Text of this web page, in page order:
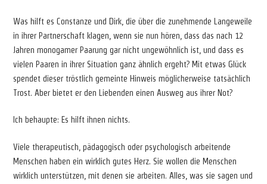
Was hilft es Constanze und Dirk, die über die zunehmende Langeweile
in ihrer Partnerschaft klagen, wenn sie nun hören, dass das nach 12
Jahren monogamer Paarung gar nicht ungewöhnlich ist, und dass es
vielen Paaren in ihrer Situation ganz ähnlich ergeht? Mit etwas Glück
spendet dieser tröstlich gemeinte Hinweis möglicherweise tatsächlich
Trost. Aber bietet er den Liebenden einen Ausweg aus ihrer Not?
Ich behaupte: Es hilft ihnen nichts.
Viele therapeutisch, pädagogisch oder psychologisch arbeitende
Menschen haben ein wirklich gutes Herz. Sie wollen die Menschen
wirklich unterstützen, mit denen sie arbeiten. Alles, was sie sagen und